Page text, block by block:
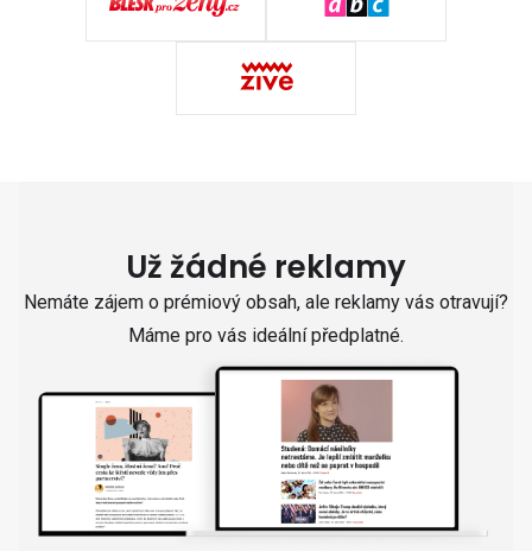
Už žádné reklamy
Nemáte zájem o prémiový obsah, ale reklamy vás otravují?
Máme pro vás ideální předplatné.